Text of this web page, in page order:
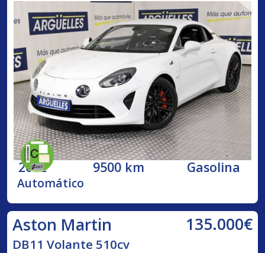
2022 9500 km Gasolina
Automático
Aston Martin 135.000€
DB11 Volante 510cv